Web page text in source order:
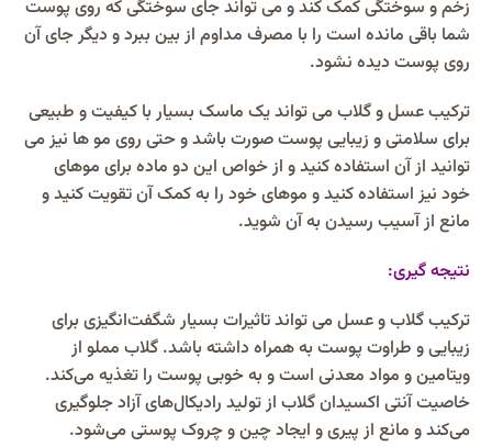
زخم و سوختگی کمک کند و می تواند جای سوختگی که روی پوست
شما باقی مانده است را با مصرف مداوم از بین ببرد و دیگر جای آن
روی پوست دیده نشود.
ترکیب عسل و گلاب می تواند یک ماسک بسیار با کیفیت و طبیعی
برای سلامتی و زیبایی پوست صورت باشد و حتی روی مو ها نیز می
توانید از آن استفاده کنید و از خواص این دو ماده برای موهای
خود نیز استفاده کنید و موهای خود را به کمک آن تقویت کنید و
مانع از آسیب رسیدن به آن شوید.
نتیجه گیری:
ترکیب گلاب و عسل می تواند تاثیرات بسیار شگفت‌انگیزی برای
زیبایی و طراوت پوست به همراه داشته باشد. گلاب مملو از
ویتامین و مواد معدنی است و به خوبی پوست را تغذیه می‌کند.
خاصیت آنتی اکسیدان گلاب از تولید رادیکال‌های آزاد جلوگیری
می‌کند و مانع از پیری و ایجاد چین و چروک پوستی می‌شود.